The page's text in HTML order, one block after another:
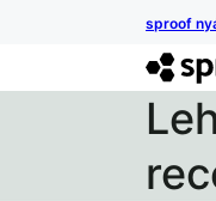
sproof